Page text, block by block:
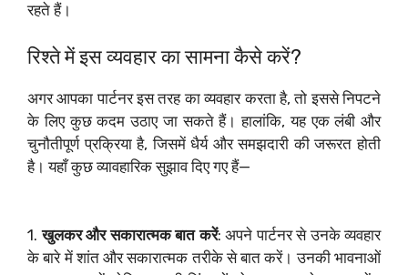
रहते हैं।
रिश्ते में इस व्यवहार का सामना कैसे करें?
अगर आपका पार्टनर इस तरह का व्यवहार करता है, तो इससे निपटने
के लिए कुछ कदम उठाए जा सकते हैं। हालांकि, यह एक लंबी और
चुनौतीपूर्ण प्रक्रिया है, जिसमें धैर्य और समझदारी की जरूरत होती
है। यहाँ कुछ व्यावहारिक सुझाव दिए गए हैं—
1.खुलकर और सकारात्मक बात करें: अपने पार्टनर से उनके व्यवहार
के बारे में शांत और सकारात्मक तरीके से बात करें। उनकी भावनाओं